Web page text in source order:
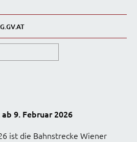
9. Februar 2026
ist die Bahnstrecke Wiener